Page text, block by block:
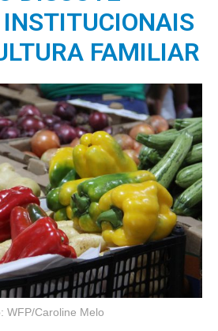
FAMILIAR
WFP/Caroline Melo